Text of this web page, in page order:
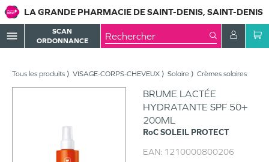
LA GRANDE PHARMACIE DE SAINT-DENIS, SAINT-DENIS
menu
SCAN
ORDONNANCE
Tous les produits VISAGE-CORPS-CHEVEUX Solaire Crèmes solaires
BRUME LACTÉE
HYDRATANTE SPF 50+
200ML
RoCSOLEIL PROTECT
EAN: 1210000800206